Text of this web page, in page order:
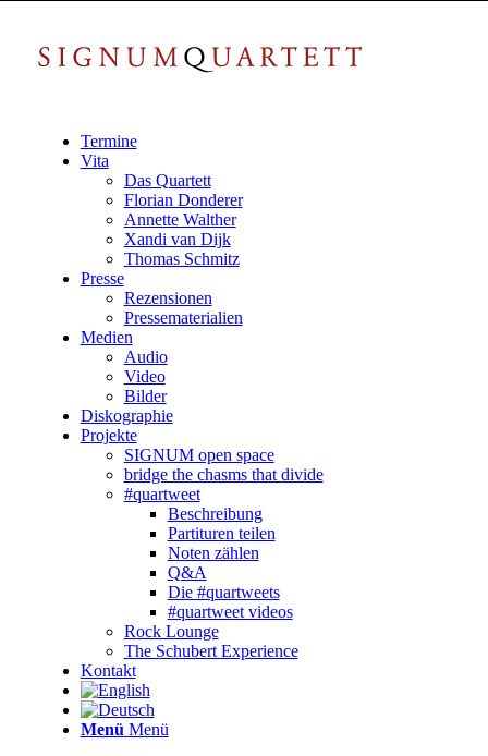
Termine
Vita
Das Quartett
Florian Donderer
Annette Walther
Xandi van Dijk
Thomas Schmitz
Presse
Rezensionen
Pressematerialien
Medien
Audio
Video
Bilder
Diskographie
Projekte
SIGNUM open space
bridge the chasms that divide
#quartweet
Beschreibung
Partituren teilen
Noten zählen
Q&A
Die #quartweets
#quartweet videos
Rock Lounge
The Schubert Experience
Kontakt
Menü Menü